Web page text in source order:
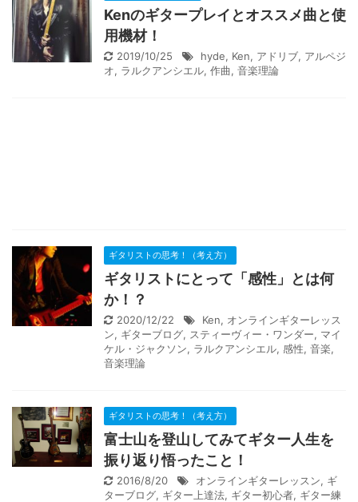
Kenのギタープレイとオススメ曲と使
用機材！
2019/10/25 hyde, Ken, アドリブ, アルペジ
オ, ラルクアンシエル, 作曲, 音楽理論
ギタリストの思考！（考え方）
ギタリストにとって「感性」とは何
か！？
2020/12/22 Ken, オンラインギターレッス
ン, ギターブログ, スティーヴィー・ワンダー, マイ
ケル・ジャクソン, ラルクアンシエル, 感性, 音楽,
音楽理論
ギタリストの思考！（考え方）
富士山を登山してみてギター人生を
振り返り悟ったこと！
2016/8/20 オンラインギターレッスン, ギ
ターブログ, ギター上達法, ギター初心者, ギター練